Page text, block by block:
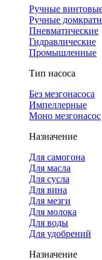
Ручные
Ручные
Пневматические
Гидравлические
Промышленные
Тип насоса
Без мезгонасоса
Импеллерные
Моно мезгонасос
Назначение
Для самогона
Для масла
Для сусла
Для вина
Для мезги
Для молока
Для воды
Для удобрений
Назначение